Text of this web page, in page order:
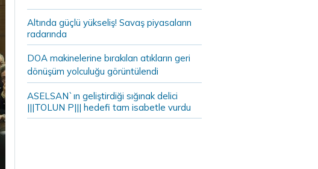
Altında güçlü yükseliş! Savaş piyasaların
radarında
DOA makinelerine bırakılan atıkların geri
dönüşüm yolculuğu görüntülendi
ASELSAN`ın geliştirdiği sığınak delici
|||TOLUN P||| hedefi tam isabetle vurdu